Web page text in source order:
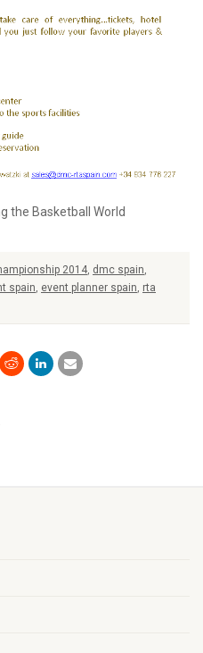
the Basketball World
2014, dmc spain,
spain, event planner spain, rta